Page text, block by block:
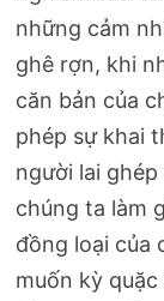
những cảm
ghê rợn, khi
căn bản của
phép sự khai
người lai
chúng ta làm
đồng loại của
muốn kỳ